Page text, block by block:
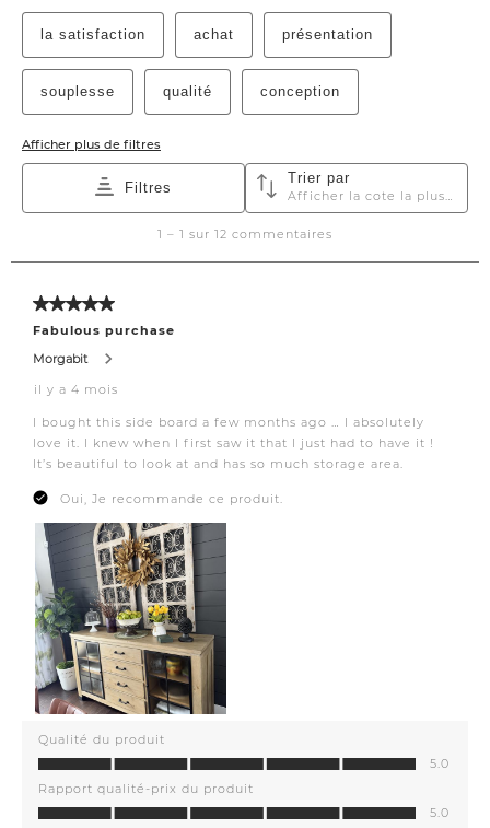
morninglandscapes
hgtvmagazine
hgtvcanada hunkerhome